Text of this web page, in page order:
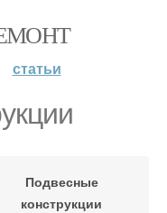
статьи
Подвесные
конструкции